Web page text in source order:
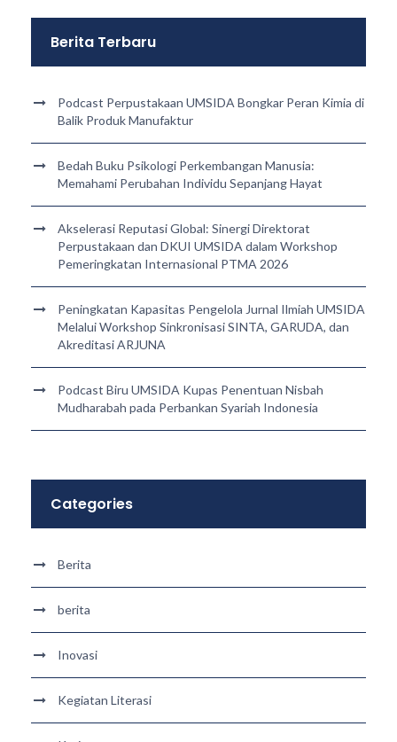
Berita Terbaru
Podcast Perpustakaan UMSIDA Bongkar Peran Kimia di
Balik Produk Manufaktur
Bedah Buku Psikologi Perkembangan Manusia:
Memahami Perubahan Individu Sepanjang Hayat
Akselerasi Reputasi Global: Sinergi Direktorat
Perpustakaan dan DKUI UMSIDA dalam Workshop
Pemeringkatan Internasional PTMA 2026
Peningkatan Kapasitas Pengelola Jurnal Ilmiah UMSIDA
Melalui Workshop Sinkronisasi SINTA, GARUDA, dan
Akreditasi ARJUNA
Podcast Biru UMSIDA Kupas Penentuan Nisbah
Mudharabah pada Perbankan Syariah Indonesia
Categories
Berita
berita
Inovasi
Kegiatan Literasi